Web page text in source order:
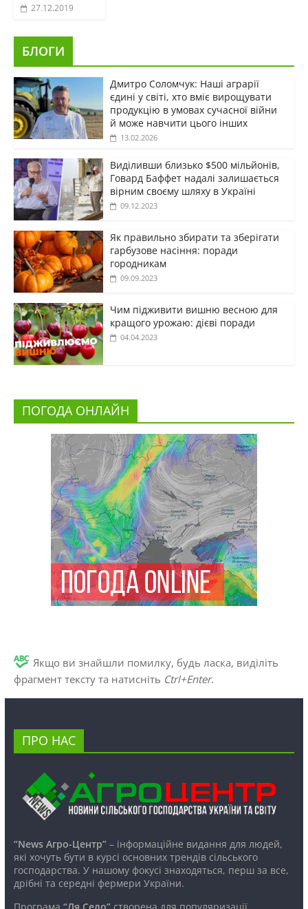
27.12.2019
БЛОГИ
Дмитро Соломчук: Наші аграрії
єдині у світі, хто вміє вирощувати
продукцію в умовах сучасної війни
й може навчити цього інших
13.02.2026
Виділивши близько $500 мільйонів,
Говард Баффет надалі залишається
вірним своєму шляху в Україні
09.12.2023
Як правильно збирати та зберігати
гарбузове насіння: поради
городникам
09.09.2023
Чим підживити вишню весною для
кращого урожаю: дієві поради
04.04.2023
ПОГОДА ОНЛАЙН
Якщо ви знайшли помилку, будь ласка, виділіть
фрагмент тексту та натисніть Ctrl+Enter.
ПРО НАС
“News Агро-Центр”– інформаційне видання для людей,
які хочуть бути в курсі основних трендів сільського
господарства. У нашому фокусі знаходяться, перш за все,
дрібні та середні фермери України.